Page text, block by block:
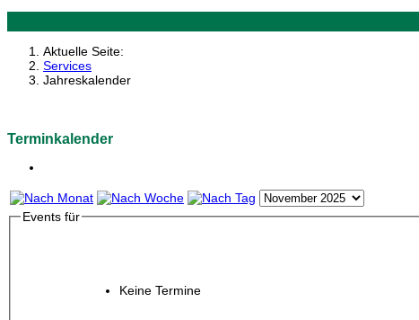
Aktuelle Seite:
Services
Jahreskalender
Terminkalender
Events für
Keine Termine